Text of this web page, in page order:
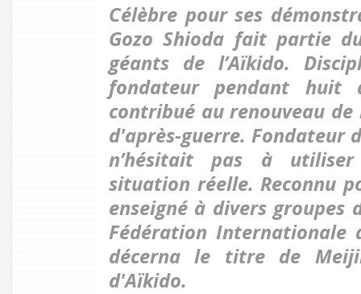
Célèbre pour ses
Gozo Shioda fait partie
géants de l’Aïkido.
fondateur pendant
contribué au renouveau
d'après-guerre. Fondateur
n’hésitait pas à
situation réelle. Reconnu
enseigné à divers groupes
Fédération Internationale
décerna le titre de
d'Aïkido.